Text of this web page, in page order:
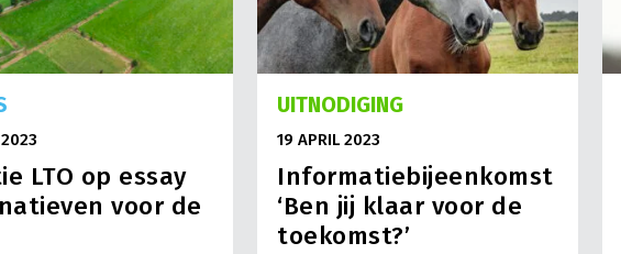
LTO op essay
voor de
UITNODIGING
19 APRIL 2023
Informatiebijeenkomst
‘Ben jij klaar voor de
toekomst?’